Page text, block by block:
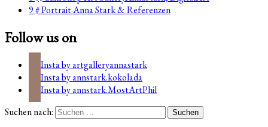
9 # Portrait Anna Stark & Referenzen
Follow us on
Insta by artgalleryannastark
Insta by annstark.kokolada
Insta by annstark.MostArtPhil
Suchen nach: